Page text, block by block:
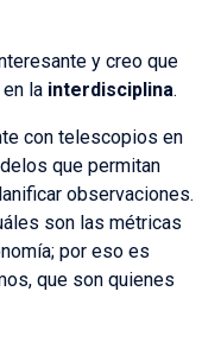
y creo que
la interdisciplina.
con telescopios en
que permitan
observaciones.
son las métricas
por eso es
que son quienes